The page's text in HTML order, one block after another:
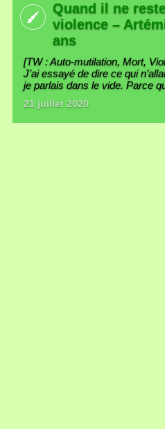
Quand il ne
violence –
ans
[TW : Auto-mutilation, Mort,
J’ai essayé de dire ce qui
je parlais dans le vide. Parce
21 juillet 2020